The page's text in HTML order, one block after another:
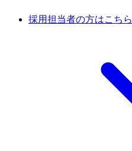
採用担当者の方はこちら